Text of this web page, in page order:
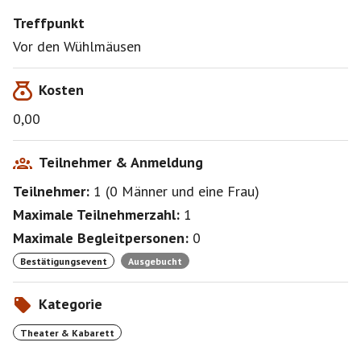
Treffpunkt
Vor den Wühlmäusen
Kosten
0,00
Teilnehmer & Anmeldung
Teilnehmer: 1 (0 Männer und eine Frau)
Maximale Teilnehmerzahl: 1
Maximale Begleitpersonen: 0
Bestätigungsevent Ausgebucht
Kategorie
Theater & Kabarett